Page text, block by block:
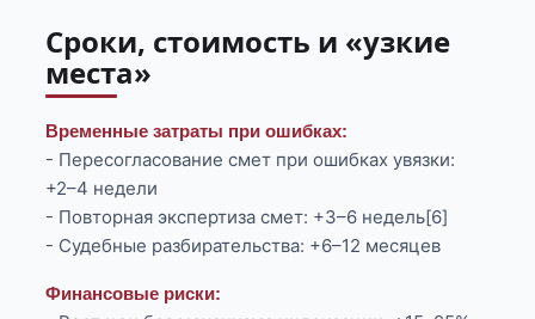
Сроки, стоимость и «узкие
места»
Временные затраты при ошибках:
- Пересогласование смет при ошибках увязки:
+2–4 недели
- Повторная экспертиза смет: +3–6 недель[6]
- Судебные разбирательства: +6–12 месяцев
Финансовые риски: